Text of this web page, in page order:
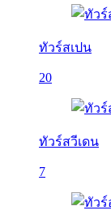
ทัวร์สเปน
20
ทัวร์สวีเดน
7